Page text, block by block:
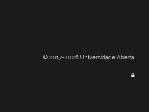
© 2017-2026 Universidade Aberta